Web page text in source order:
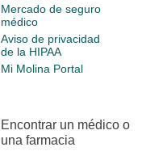
Mercado de seguro
médico
Aviso de privacidad
de la HIPAA
Mi Molina Portal
Encontrar un médico o
una farmacia